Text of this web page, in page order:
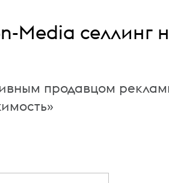
Media селлинг
продавцом